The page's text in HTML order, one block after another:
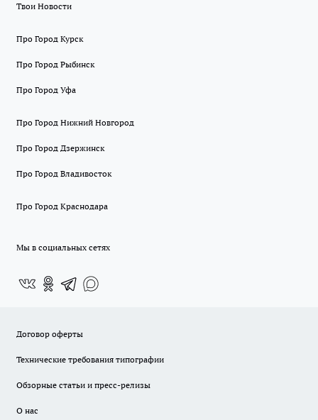
Твои Новости
Про Город Курск
Про Город Рыбинск
Про Город Уфа
Про Город Нижний Новгород
Про Город Дзержинск
Про Город Владивосток
Про Город Краснодара
Мы в социальных сетях
Договор оферты
Технические требования типографии
Обзорные статьи и пресс-релизы
О нас